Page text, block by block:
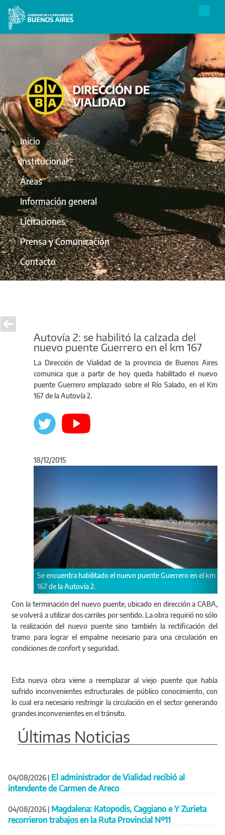
Inicio
Institucional
Áreas
Información general
Licitaciones
Prensa y Comunicación
Contacto
Autovía 2: se habilitó la calzada del
nuevo puente Guerrero en el km 167
La Dirección de Vialidad de la provincia de Buenos Aires
comunica que a partir de hoy queda habilitado el nuevo
puente Guerrero emplazado sobre el Río Salado, en el Km
167 de la Autovía 2.
18/12/2015
habilitado el nuevo puente Guerrero en el km
Autovía 2.
Se habilita nueva
Con la terminación del nuevo puente, ubicado en dirección a CABA,
se volverá a utilizar dos carriles por sentido. La obra requirió no sólo
la realización del nuevo puente sino también la rectificación del
tramo para lograr el empalme necesario para una circulación en
condiciones de confort y seguridad.
Esta nueva obra viene a reemplazar al viejo puente que había
sufrido inconvenientes estructurales de público conocimiento, con
lo cual era necesario restringir la circulación en el sector generando
grandes inconvenientes en el tránsito.
Últimas Noticias
04/08/2026 | El administrador de Vialidad recibió al
intendente de Carmen de Areco
04/08/2026 | Magdalena: Katopodis, Caggiano e Y Zurieta
recorrieron trabajos en la Ruta Provincial Nº11